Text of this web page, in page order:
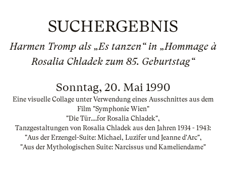
SUCHERGEBNIS
Harmen Tromp als „Es tanzen“ in „Hommage à
Rosalia Chladek zum 85. Geburtstag“
Sonntag, 20. Mai 1990
Eine visuelle Collage unter Verwendung eines Ausschnittes aus dem
Film "Symphonie Wien"
"Die Tür....for Rosalia Chladek",
Tanzgestaltungen von Rosalia Chladek aus den Jahren 1934 - 1943:
"Aus der Erzengel-Suite: Michael, Luzifer und Jeanne d'Arc",
"Aus der Mythologischen Suite: Narcissus und Kameliendame"